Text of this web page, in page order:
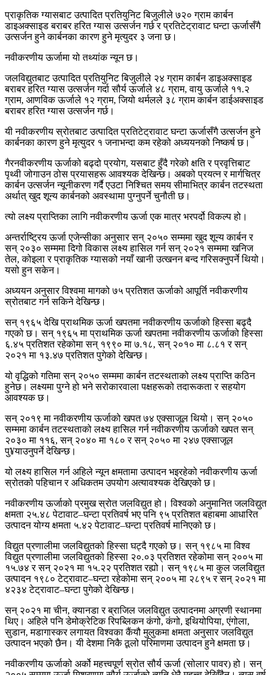
प्राकृतिक ग्यासबाट उत्पादित प्रतियुनिट बिजुलीले ७२० ग्राम कार्बन
डाइअक्साइड बराबर हरित ग्यास उत्सर्जन गर्छ र प्रतिटेट्रावाट घन्टा ऊर्जासँगै
उत्सर्जन हुने कार्बनका कारण हुने मृत्युदर ३ जना छ।
नवीकरणीय ऊर्जामा यो तथ्यांक न्यून छ।
जलविद्युतबाट उत्पादित प्रतियुनिट बिजुलीले २४ ग्राम कार्बन डाइअक्साइड
बराबर हरित ग्यास उत्सर्जन गर्दा सौर्य ऊर्जाले ४८ ग्राम, वायु ऊर्जाले ११.२
ग्राम, आणविक ऊर्जाले १२ ग्राम, जियो थर्मलले ३८ ग्राम कार्बन डाईअक्साइड
बराबर हरित ग्यास उत्सर्जन गर्छ।
यी नवीकरणीय स्रोतबाट उत्पादित प्रतिटेट्रावाट घन्टा ऊर्जासँगै उत्सर्जन हुने
कार्बनका कारण हुने मृत्युदर १ जनाभन्दा कम रहेको अध्ययनको निष्कर्ष छ।
गैरनवीकरणीय ऊर्जाको बढ्दो प्रयोग, यसबाट हुँदै गरेको क्षति र प्रवृत्तिबाट
पृथ्वी जोगाउन ठोस प्रयासहरू आवश्यक देखिन्छ। अबको प्रयत्न र मार्गचित्र
कार्बन उत्सर्जन न्यूनीकरण गर्दै एउटा निश्चित समय सीमाभित्र कार्बन तटस्थता
अर्थात् खुद शून्य कार्बनको अवस्थामा पुग्नुपर्ने चुनौती छ।
त्यो लक्ष्य प्राप्तिका लागि नवीकरणीय ऊर्जा एक मात्र भरपर्दो विकल्प हो।
अन्तर्राष्ट्रिय ऊर्जा एजेन्सीका अनुसार सन् २०५० सम्ममा खुद शून्य कार्बन र
सन् २०३० सम्ममा दिगो विकास लक्ष्य हासिल गर्न सन् २०२१ सम्ममा खनिज
तेल, कोइला र प्राकृतिक ग्यासको नयाँ खानी उत्खनन बन्द गरिसक्नुपर्ने थियो।
यसो हुन सकेन।
अध्ययन अनुसार विश्वमा मागको ७५ प्रतिशत ऊर्जाको आपूर्ति नवीकरणीय
स्रोतबाट गर्न सकिने देखिन्छ।
सन् १९६५ देखि प्राथमिक ऊर्जा खपतमा नवीकरणीय ऊर्जाको हिस्सा बढ्दै
गएको छ। सन् १९६५ मा प्राथमिक ऊर्जा खपतमा नवीकरणीय ऊर्जाको हिस्सा
६.४५ प्रतिशत रहेकोमा सन् १९९० मा ७.१८, सन् २०१० मा ८.८१ र सन्
२०२१ मा १३.४७ प्रतिशत पुगेको देखिन्छ।
यो वृद्धिको गतिमा सन् २०५० सम्ममा कार्बन तटस्थताको लक्ष्य प्राप्ति कठिन
हुनेछ। लक्ष्यमा पुग्ने हो भने सरोकारवाला पक्षहरूको तदारूकता र सहयोग
आवश्यक छ।
सन् २०१९ मा नवीकरणीय ऊर्जाको खपत ७४ एक्साजूल थियो। सन् २०५०
सम्ममा कार्बन तटस्थताको लक्ष्य हासिल गर्न नवीकरणीय ऊर्जाको खपत सन्
२०३० मा ११६, सन् २०४० मा १८० र सन् २०५० मा २४७ एक्साजूल
पु¥याउनुपर्ने देखिन्छ।
यो लक्ष्य हासिल गर्न अहिले न्यून क्षमतामा उत्पादन भइरहेको नवीकरणीय ऊर्जा
स्रोतको पहिचान र अधिकतम उपयोग अत्यावश्यक देखिएको छ।
नवीकरणीय ऊर्जाको प्रमुख स्रोत जलविद्युत हो। विश्वको अनुमानित जलविद्युत
क्षमता २५.४८ पेटावाट–घन्टा प्रतिवर्ष भए पनि ९५ प्रतिशत बहाबमा आधारित
उत्पादन योग्य क्षमता ५.४२ पेटावाट–घन्टा प्रतिवर्ष मानिएको छ।
विद्युत प्रणालीमा जलविद्युतको हिस्सा घट्दै गएको छ। सन् १९८५ मा विश्व
विद्युत प्रणालीमा जलविद्युतको हिस्सा २०.०३ प्रतिशत रहेकोमा सन् २००५ मा
१५.७४ र सन् २०२१ मा १५.२२ प्रतिशत रह्यो। सन् १९८५ मा कुल जलविद्युत
उत्पादन १९८० टेट्रावाट–घन्टा रहेकोमा सन् २००५ मा २८९५ र सन् २०२१ मा
४२३४ टेट्रावाट–घन्टा पुगेको देखिन्छ।
सन् २०२१ मा चीन, क्यानडा र ब्राजिल जलविद्युत उत्पादनमा अग्रणी स्थानमा
थिए। अहिले पनि डेमोक्रेटिक रिपब्लिकन कंगो, कंगो, इथियोपिया, एंगोला,
सुडान, मडागास्कर लगायत विश्वका कैंयौ मुलुकमा क्षमता अनुसार जलविद्युत
उत्पादन भएको छैन। यी देशमा निकै ठूलो परिमाणमा उत्पादन हुने क्षमता छ।
नवीकरणीय ऊर्जाको अर्को महत्त्वपूर्ण स्रोत सौर्य ऊर्जा (सोलार पावर) हो। सन्